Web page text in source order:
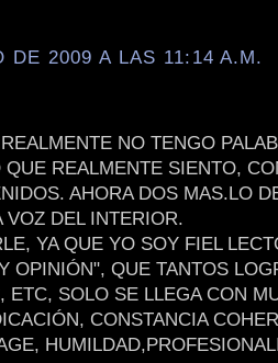
DE 2009 A LAS 11:14 A.M.
NO TENGO
QUE REALMENTE SIENTO,
AHORA DOS MAS.LO
VOZ DEL INTERIOR.
YA QUE YO SOY FIEL
OPINIÓN", QUE TANTOS
ETC, SOLO SE LLEGA CON
CONSTANCIA